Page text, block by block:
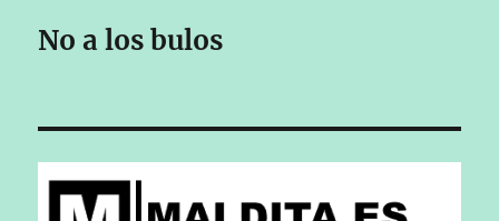
No a los bulos